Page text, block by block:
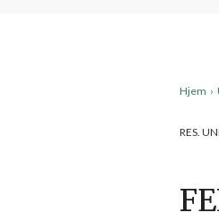
Hjem ›
RES.